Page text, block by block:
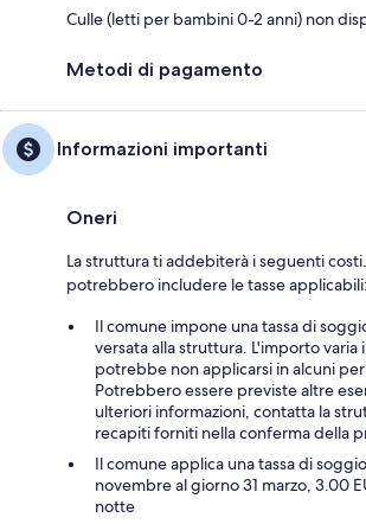
Culle (letti per bambini 0-2 anni) non
Metodi di pagamento
Informazioni importanti
Oneri
La struttura ti addebiterà i seguenti
potrebbero includere le tasse applicabili:
Il comune impone una tassa di
versata alla struttura. L'importo varia
potrebbe non applicarsi in alcuni
Potrebbero essere previste altre
ulteriori informazioni, contatta la
recapiti forniti nella conferma della
Il comune applica una tassa di
novembre al giorno 31 marzo, 3.00
notte